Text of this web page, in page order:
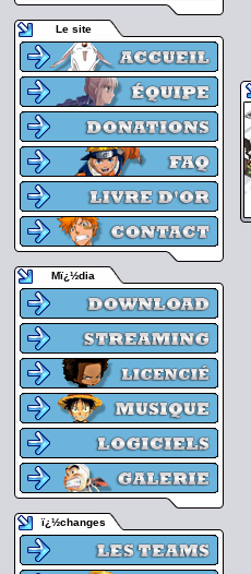
Le site
Mï¿½dia
ï¿½changes